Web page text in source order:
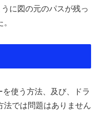
に図の元のパスが残っ
使う方法、及び、ドラ
法では問題はありません